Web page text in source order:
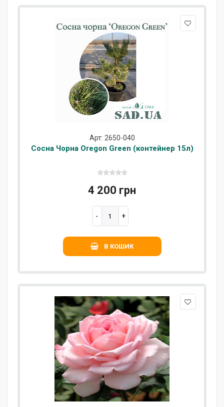
Арт: 2650-040
Сосна Чорна Oregon Green (контейнер 15л)
4 200 грн
В КОШИК